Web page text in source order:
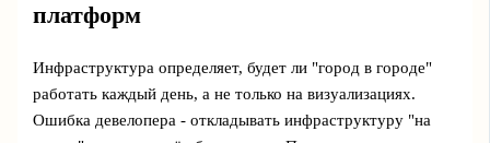
платформ
Инфраструктура определяет, будет ли "город в городе"
работать каждый день, а не только на визуализациях.
Ошибка девелопера - откладывать инфраструктуру "на